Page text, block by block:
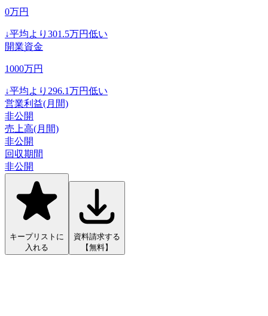
0万円
↓平均より 301.5万円低い
開業資金
1000万円
↓平均より 296.1万円低い
営業利益(月間)
非公開
売上高(月間)
非公開
回収期間
非公開
キープリストに
入れる
資料請求する
【無料】